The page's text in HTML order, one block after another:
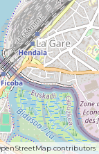
contributors